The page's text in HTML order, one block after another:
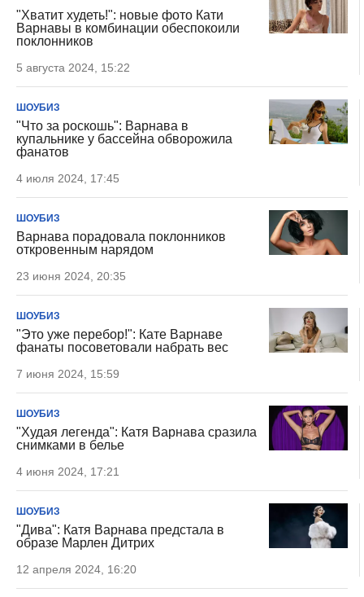
"Хватит худеть!": новые фото Кати
Варнавы в комбинации обеспокоили
поклонников
5 августа 2024, 15:22
ШОУБИЗ
"Что за роскошь": Варнава в
купальнике у бассейна обворожила
фанатов
4 июля 2024, 17:45
ШОУБИЗ
Варнава порадовала поклонников
откровенным нарядом
23 июня 2024, 20:35
ШОУБИЗ
"Это уже перебор!": Кате Варнаве
фанаты посоветовали набрать вес
7 июня 2024, 15:59
ШОУБИЗ
"Худая легенда": Катя Варнава сразила
снимками в белье
4 июня 2024, 17:21
ШОУБИЗ
"Дива": Катя Варнава предстала в
образе Марлен Дитрих
12 апреля 2024, 16:20